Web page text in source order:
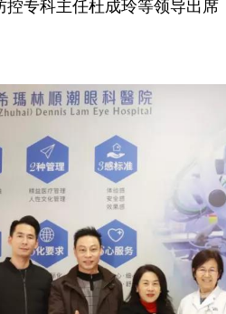
控专科主任杜成玲等领导出席